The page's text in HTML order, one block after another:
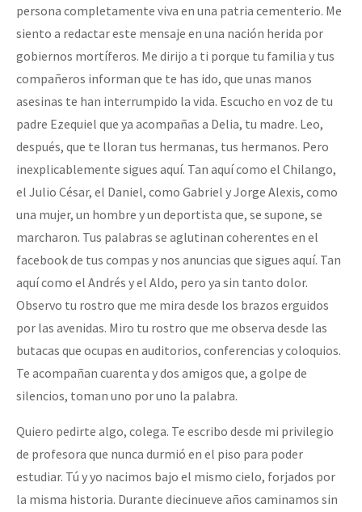
persona completamente viva en una patria cementerio. Me
siento a redactar este mensaje en una nación herida por
gobiernos mortíferos. Me dirijo a ti porque tu familia y tus
compañeros informan que te has ido, que unas manos
asesinas te han interrumpido la vida. Escucho en voz de tu
padre Ezequiel que ya acompañas a Delia, tu madre. Leo,
después, que te lloran tus hermanas, tus hermanos. Pero
inexplicablemente sigues aquí. Tan aquí como el Chilango,
el Julio César, el Daniel, como Gabriel y Jorge Alexis, como
una mujer, un hombre y un deportista que, se supone, se
marcharon. Tus palabras se aglutinan coherentes en el
facebook de tus compas y nos anuncias que sigues aquí. Tan
aquí como el Andrés y el Aldo, pero ya sin tanto dolor.
Observo tu rostro que me mira desde los brazos erguidos
por las avenidas. Miro tu rostro que me observa desde las
butacas que ocupas en auditorios, conferencias y coloquios.
Te acompañan cuarenta y dos amigos que, a golpe de
silencios, toman uno por uno la palabra.
Quiero pedirte algo, colega. Te escribo desde mi privilegio
de profesora que nunca durmió en el piso para poder
estudiar. Tú y yo nacimos bajo el mismo cielo, forjados por
la misma historia. Durante diecinueve años caminamos sin